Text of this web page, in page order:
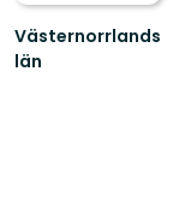
Västernorrlands
län